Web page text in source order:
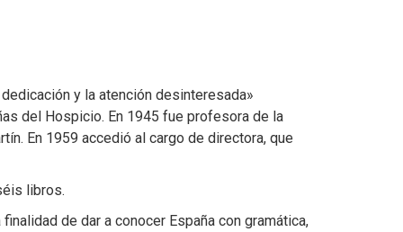
y la atención desinteresada»
del Hospicio. En 1945 fue profesora de la
En 1959 accedió al cargo de directora, que
libros.
de dar a conocer España con gramática,